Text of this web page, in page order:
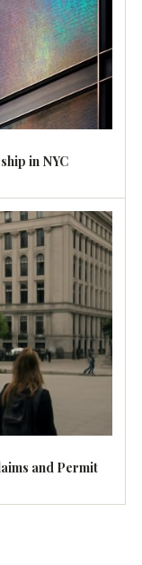
in NYC
and Permit